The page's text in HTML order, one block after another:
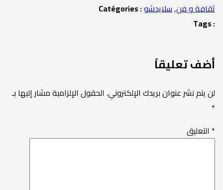
Catégories : ثقافة و فن,سلايدشو
Tags :
أضف تعليقاً
لن يتم نشر عنوان بريدك الإلكتروني. الحقول الإلزامية مشار إليها بـ
*
*